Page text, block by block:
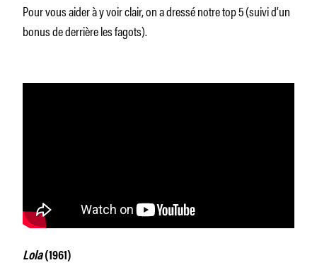
Pour vous aider à y voir clair, on a dressé notre top 5 (suivi d’un
bonus de derrière les fagots).
Lola(1961)